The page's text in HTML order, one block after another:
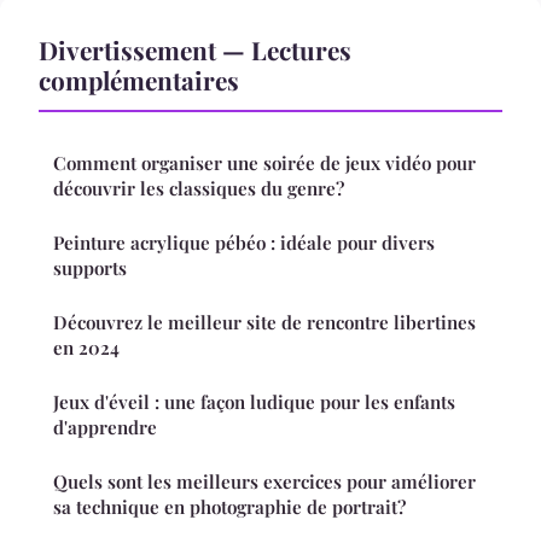
Divertissement — Lectures
complémentaires
Comment organiser une soirée de jeux vidéo pour
découvrir les classiques du genre?
Peinture acrylique pébéo : idéale pour divers
supports
Découvrez le meilleur site de rencontre libertines
en 2024
Jeux d'éveil : une façon ludique pour les enfants
d'apprendre
Quels sont les meilleurs exercices pour améliorer
sa technique en photographie de portrait?